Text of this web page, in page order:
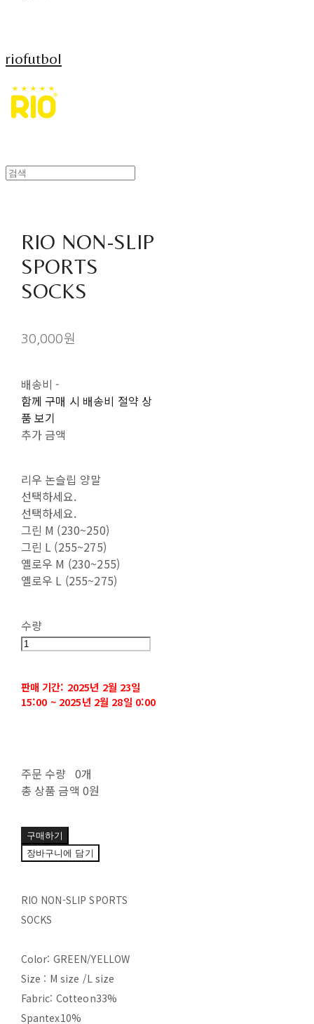
riofutbol
RIO NON-SLIP
SPORTS
SOCKS
30,000원
배송비-
함께 구매 시 배송비 절약 상
품 보기
추가 금액
리우 논슬립 양말
선택하세요.
선택하세요.
그린 M (230~250)
그린 L (255~275)
옐로우 M (230~255)
옐로우 L (255~275)
수량
판매 기간: 2025년 2월 23일
15:00 ~ 2025년 2월 28일 0:00
주문 수량 0개
총 상품 금액 0원
구매하기
장바구니에 담기
RIO NON-SLIP SPORTS
SOCKS
Color: GREEN/YELLOW
Size : M size /L size
Fabric: Cotteon33%
Spantex10%